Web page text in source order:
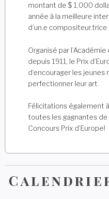
montant de $ 1,000
année à la meilleure
d’un.e
Organisé par
depuis 1911, le Prix
d’encourager les
perfectionner leur art.
Félicitations également
toutes les gagnantes
Concours Prix d’Europe!